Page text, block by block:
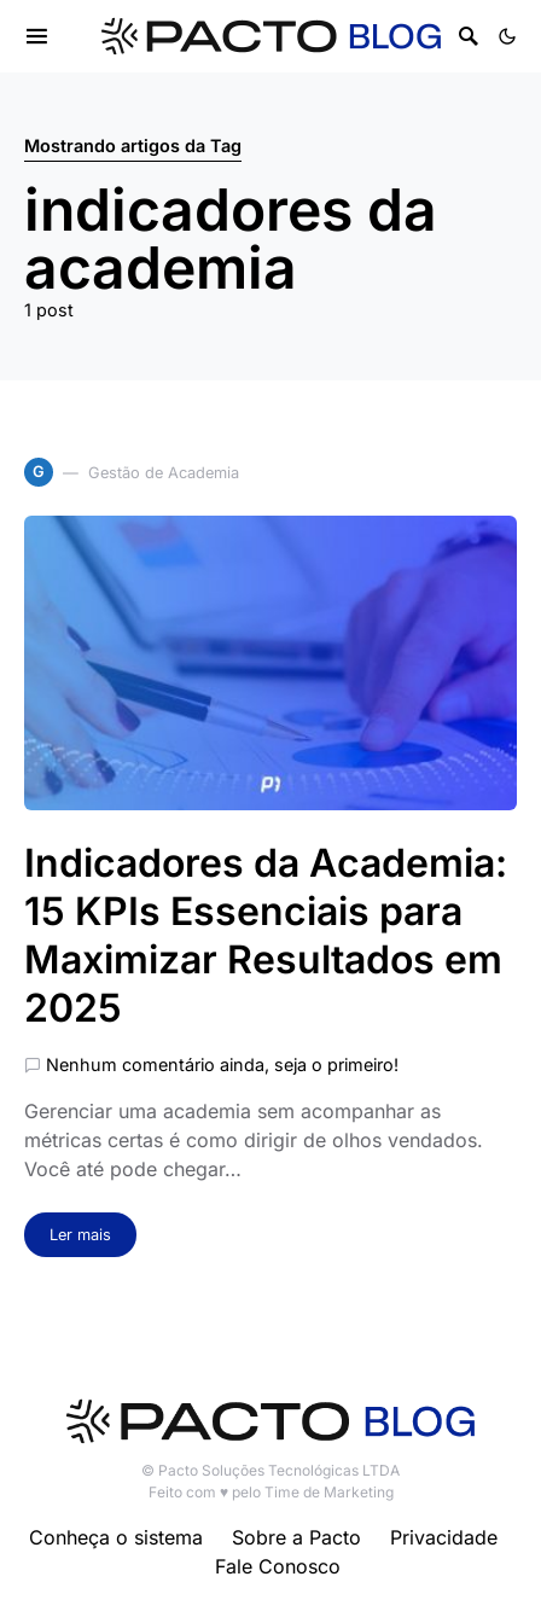
Mostrando artigos da Tag
indicadores da
academia
1 post
G Gestão de Academia
Indicadores da Academia:
15 KPIs Essenciais para
Maximizar Resultados em
2025
Nenhum comentário ainda, seja o primeiro!
Gerenciar uma academia sem acompanhar as
métricas certas é como dirigir de olhos vendados.
Você até pode chegar…
Ler mais
© Pacto Soluções Tecnológicas LTDA
Feito com ♥ pelo Time de Marketing
Conheça o sistema Sobre a Pacto
Privacidade
Fale Conosco